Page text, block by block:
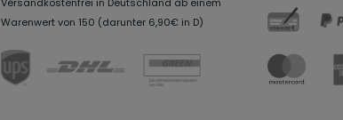
Warenwert von 150 (darunter 6,90€ in D)